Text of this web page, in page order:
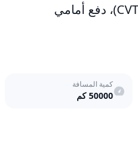
كمية المسافة
50000كم